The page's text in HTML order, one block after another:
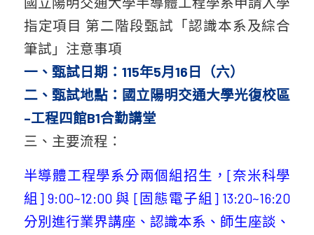
指定項目 第二階段甄試「認識本系及綜合
筆試」注意事項
一、甄試日期：115年5月16日（六）
二、甄試地點：國立陽明交通大學光復校區
–工程四館B1合勤講堂
三、主要流程：
半導體工程學系分兩個組招生，[奈米科學
組] 9:00~12:00 與 [固態電子組] 13:20~16:20
分別進行業界講座、認識本系、師生座談、